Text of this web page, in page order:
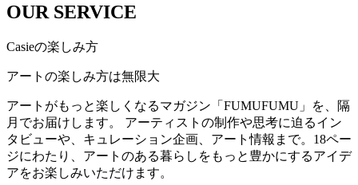
OUR SERVICE
Casieの楽しみ方
アートの楽しみ方は無限大
アートがもっと楽しくなるマガジン「FUMUFUMU」を、隔
月でお届けします。 アーティストの制作や思考に迫るイン
タビューや、キュレーション企画、アート情報まで。18ペー
ジにわたり、アートのある暮らしをもっと豊かにするアイデ
アをお楽しみいただけます。